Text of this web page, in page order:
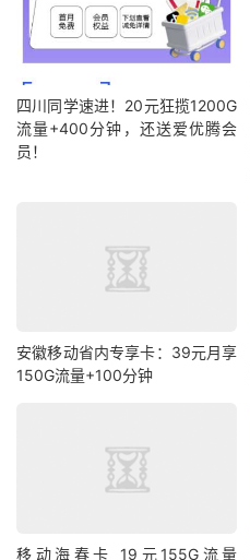
四川同学速进！20元狂揽1200G
流量+400分钟，还送爱优腾会
员！
安徽移动省内专享卡：39元月享
150G流量+100分钟
移动海春卡 19元155G流量